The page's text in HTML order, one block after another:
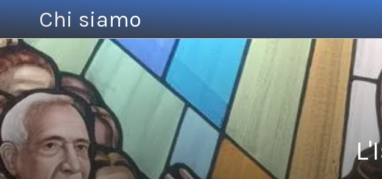
Chi siamo